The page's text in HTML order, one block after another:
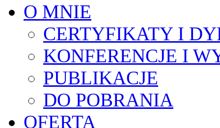
O MNIE
CERTYFIKATY I
KONFERENCJE I
PUBLIKACJE
DO POBRANIA
OFERTA